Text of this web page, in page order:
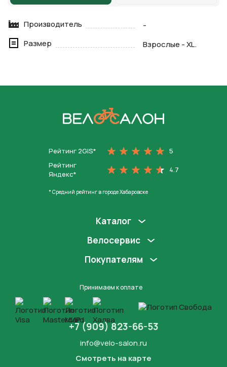
Производитель
-
Размер
Взрослые - XL.
Рейтинг 2GIS*
5
Рейтинг
Яндекс*
4.7
* Средний рейтинг в городе Хабаровске
Каталог
Велосервис
Покупателям
Принимаем к оплате
+7 (909) 823-66-53
info@velo-salon.ru
Смотреть на карте